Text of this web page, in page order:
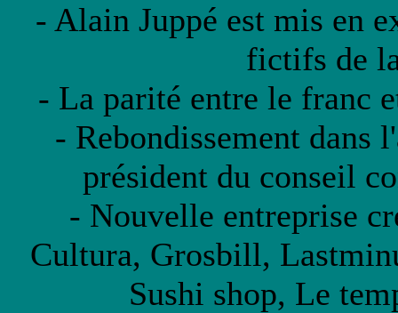
- Alain Juppé est mis en
fictifs de
- La parité entre le franc
- Rebondissement dans
président du conseil
- Nouvelle entreprise
Cultura, Grosbill,
Sushi shop, Le